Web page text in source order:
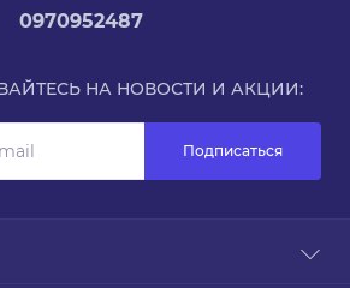
0970952487
НА НОВОСТИ И АКЦИИ:
Подписаться